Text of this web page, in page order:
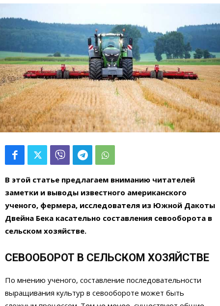
В этой статье предлагаем вниманию читателей
заметки и выводы известного американского
ученого, фермера, исследователя из Южной Дакоты
Двейна Бека касательно составления севооборота в
сельском хозяйстве.
CЕВООБОРОТ В СЕЛЬСКОМ ХОЗЯЙСТВЕ
По мнению ученого, составление последовательности
выращивания культур в севообороте может быть